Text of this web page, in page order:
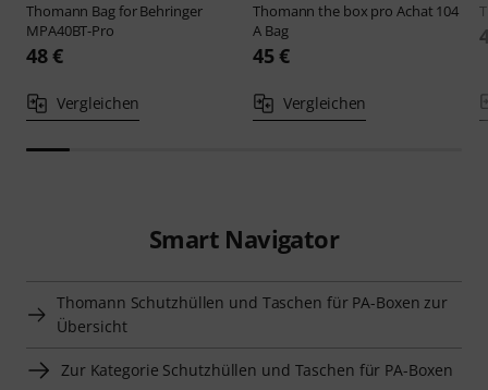
Thomann Bag for Behringer
MPA40BT-Pro
48 €
Vergleichen
Thomannthe box pro Achat 104
A Bag
45 €
Vergleichen
Smart Navigator
Thomann Schutzhüllen und Taschen für PA-Boxen zur
Übersicht
Zur Kategorie Schutzhüllen und Taschen für PA-Boxen